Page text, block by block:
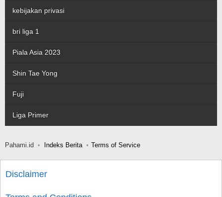
kebijakan privasi
bri liga 1
Piala Asia 2023
Shin Tae Yong
Fuji
Liga Primer
Pahami.id Indeks Berita Terms of Service
Disclaimer